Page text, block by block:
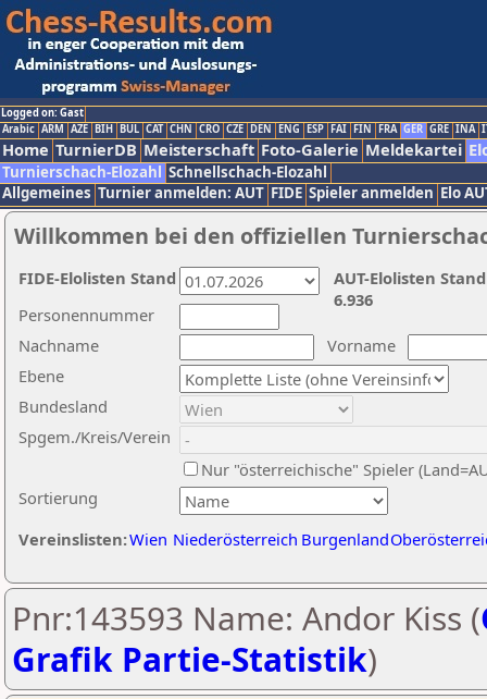
Logged on: Gast
Arabic ARM AZE BIH BUL CAT CHN CRO CZE DEN ENG ESP FAI FIN FRA GER GRE INA
Home TurnierDB Meisterschaft Foto-Galerie Meldekartei
Turnierschach-Elozahl Schnellschach-Elozahl
Allgemeines Turnier anmelden: AUT FIDE Spieler anmelden Elo
Willkommen bei den offiziellen
Nachname
Vorname
Ebene
Sortierung
Personennummer
Bundesland
Spgem./Kreis/Verein
Nur "österreichische" Spieler
Vereinslisten:Wien Niederösterreich Burgenland
AUT-Elolisten
6.936
FIDE-Elolisten Stand
Pnr:143593 Name: Andor Kiss (
Grafik Partie-Statistik)